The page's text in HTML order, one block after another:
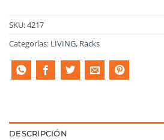
SKU:4217
Categorías: LIVING, Racks
DESCRIPCIÓN